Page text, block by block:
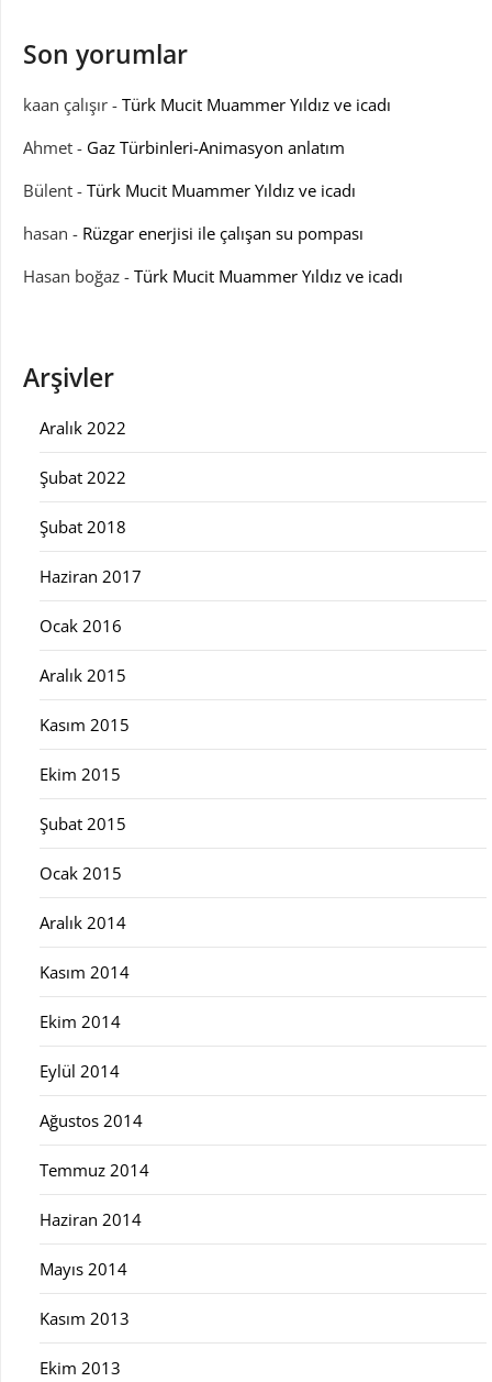
Son yorumlar
kaan çalışır - Türk Mucit Muammer Yıldız ve icadı
Ahmet - Gaz Türbinleri-Animasyon anlatım
Bülent - Türk Mucit Muammer Yıldız ve icadı
hasan - Rüzgar enerjisi ile çalışan su pompası
Hasan boğaz - Türk Mucit Muammer Yıldız ve icadı
Arşivler
Aralık 2022
Şubat 2022
Şubat 2018
Haziran 2017
Ocak 2016
Aralık 2015
Kasım 2015
Ekim 2015
Şubat 2015
Ocak 2015
Aralık 2014
Kasım 2014
Ekim 2014
Eylül 2014
Ağustos 2014
Temmuz 2014
Haziran 2014
Mayıs 2014
Kasım 2013
Ekim 2013